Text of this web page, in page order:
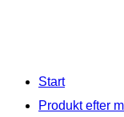
Start
Produkt efter